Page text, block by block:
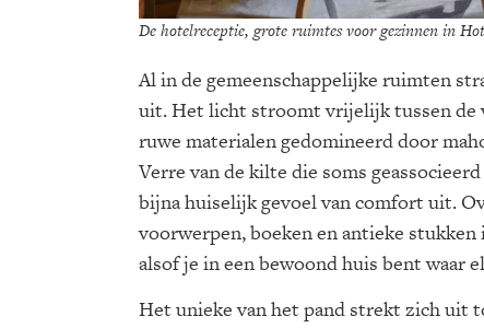
De hotelreceptie, grote ruimtes voor gezinnen in
Al in de gemeenschappelijke ruimten
uit. Het licht stroomt vrijelijk tussen de
ruwe materialen gedomineerd door
Verre van de kilte die soms
bijna huiselijk gevoel van comfort uit.
voorwerpen, boeken en antieke
alsof je in een bewoond huis bent waar
Het unieke van het pand strekt zich uit